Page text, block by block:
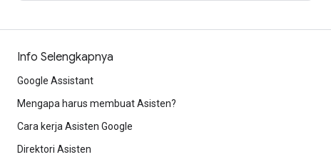
Info Selengkapnya
Google Assistant
Mengapa harus membuat Asisten?
Cara kerja Asisten Google
Direktori Asisten